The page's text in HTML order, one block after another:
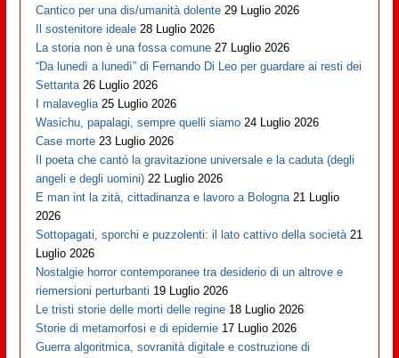
Cantico per una dis/umanità dolente 29 Luglio 2026
Il sostenitore ideale 28 Luglio 2026
La storia non è una fossa comune 27 Luglio 2026
“Da lunedì a lunedì” di Fernando Di Leo per guardare ai resti dei
Settanta 26 Luglio 2026
I malaveglia 25 Luglio 2026
Wasichu, papalagi, sempre quelli siamo 24 Luglio 2026
Case morte 23 Luglio 2026
Il poeta che cantò la gravitazione universale e la caduta (degli
angeli e degli uomini) 22 Luglio 2026
E man int la zità, cittadinanza e lavoro a Bologna 21 Luglio
2026
Sottopagati, sporchi e puzzolenti: il lato cattivo della società 21
Luglio 2026
Nostalgie horror contemporanee tra desiderio di un altrove e
riemersioni perturbanti 19 Luglio 2026
Le tristi storie delle morti delle regine 18 Luglio 2026
Storie di metamorfosi e di epidemie 17 Luglio 2026
Guerra algoritmica, sovranità digitale e costruzione di